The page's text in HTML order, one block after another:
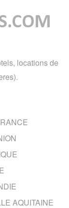
locations de
AQUITAINE